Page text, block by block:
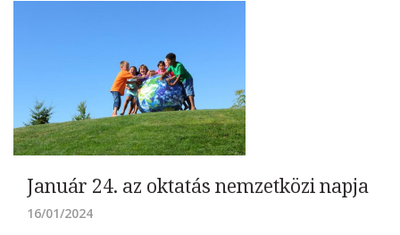
Január 24. az oktatás nemzetközi napja
16/01/2024